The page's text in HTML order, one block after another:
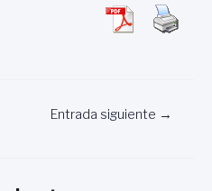
Entrada siguiente →